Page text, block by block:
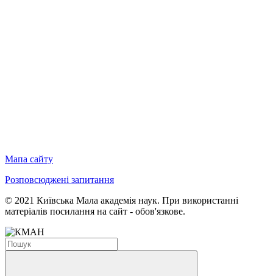
Мапа сайту
Розповсюджені запитання
© 2021 Київська Мала академія наук. При використанні
матеріалів посилання на сайт - обов'язкове.